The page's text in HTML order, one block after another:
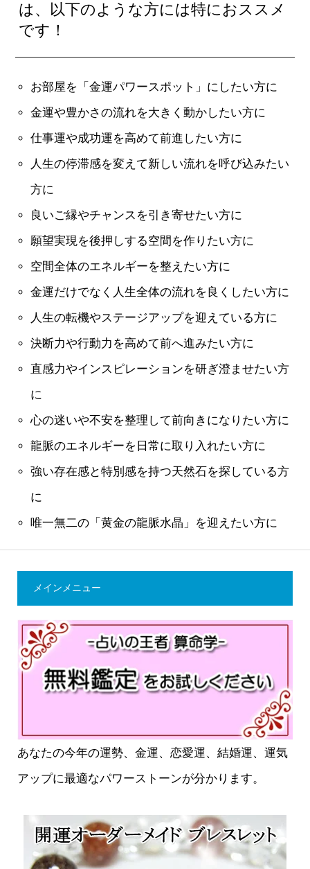
は、以下のような方には特におススメ
です！
お部屋を「金運パワースポット」にしたい方に
金運や豊かさの流れを大きく動かしたい方に
仕事運や成功運を高めて前進したい方に
人生の停滞感を変えて新しい流れを呼び込みたい
方に
良いご縁やチャンスを引き寄せたい方に
願望実現を後押しする空間を作りたい方に
空間全体のエネルギーを整えたい方に
金運だけでなく人生全体の流れを良くしたい方に
人生の転機やステージアップを迎えている方に
決断力や行動力を高めて前へ進みたい方に
直感力やインスピレーションを研ぎ澄ませたい方
に
心の迷いや不安を整理して前向きになりたい方に
龍脈のエネルギーを日常に取り入れたい方に
強い存在感と特別感を持つ天然石を探している方
に
唯一無二の「黄金の龍脈水晶」を迎えたい方に
メインメニュー
あなたの今年の運勢、金運、恋愛運、結婚運、運気
アップに最適なパワーストーンが分かります。